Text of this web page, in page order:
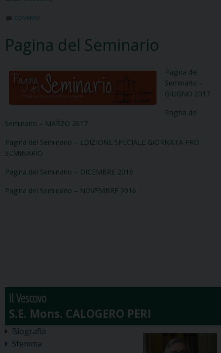
COMMENT
Pagina del Seminario
Pagina del
Seminario –
GIUGNO 2017
Pagina del
Seminario – MARZO 2017
Pagina del Seminario – EDIZIONE SPECIALE GIORNATA PRO
SEMINARIO
Pagina del Seminario – DICEMBRE 2016
Pagina del Seminario – NOVEMBRE 2016
Il Vescovo
Biografia
Stemma